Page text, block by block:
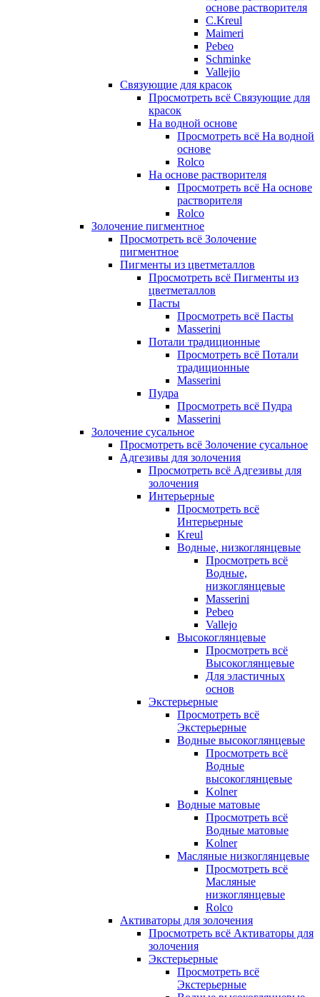
основе растворителя
C.Kreul
Maimeri
Pebeo
Schminke
Vallejio
Связующие для красок
Просмотреть всё Связующие для
красок
На водной основе
Просмотреть всё На водной
основе
Rolco
На основе растворителя
Просмотреть всё На основе
растворителя
Rolco
Золочение пигментное
Просмотреть всё Золочение
пигментное
Пигменты из цветметаллов
Просмотреть всё Пигменты из
цветметаллов
Пасты
Просмотреть всё Пасты
Masserini
Потали традиционные
Просмотреть всё Потали
традиционные
Masserini
Пудра
Просмотреть всё Пудра
Masserini
Золочение сусальное
Просмотреть всё Золочение сусальное
Адгезивы для золочения
Просмотреть всё Адгезивы для
золочения
Интерьерные
Просмотреть всё
Интерьерные
Kreul
Водные, низкоглянцевые
Просмотреть всё
Водные,
низкоглянцевые
Masserini
Pebeo
Vallejo
Высокоглянцевые
Просмотреть всё
Высокоглянцевые
Для эластичных
основ
Экстерьерные
Просмотреть всё
Экстерьерные
Водные высокоглянцевые
Просмотреть всё
Водные
высокоглянцевые
Kolner
Водные матовые
Просмотреть всё
Водные матовые
Kolner
Масляные низкоглянцевые
Просмотреть всё
Масляные
низкоглянцевые
Rolco
Активаторы для золочения
Просмотреть всё Активаторы для
золочения
Экстерьерные
Просмотреть всё
Экстерьерные